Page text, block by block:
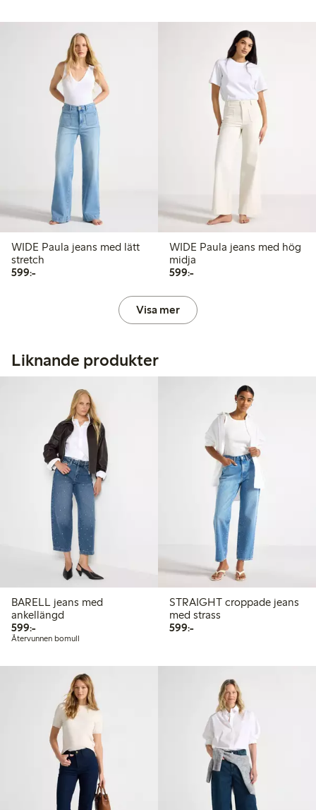
WIDE Paula jeans med lätt
stretch
599:-599,00 kr
WIDE Paula jeans med hög
midja
599:-599,00 kr
Visa mer
Liknande produkter
BARELL jeans med
ankellängd
599:-599,00 kr
Återvunnen bomull
STRAIGHT croppade jeans
med strass
599:-599,00 kr